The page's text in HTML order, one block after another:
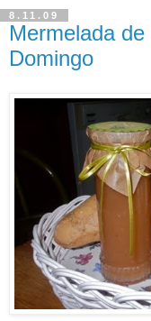
8.11.09
Mermelada
Domingo